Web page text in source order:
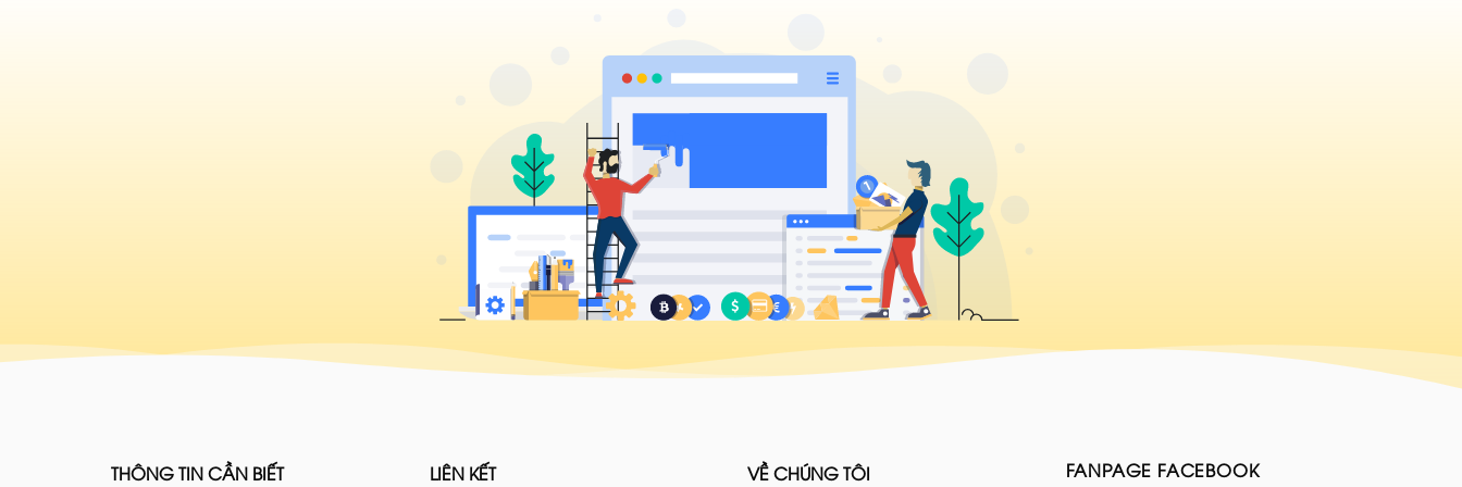
THÔNG TIN CẦN BIẾT LIÊN KẾT VỀ CHÚNG TÔI FANPAGE FACEBOOK